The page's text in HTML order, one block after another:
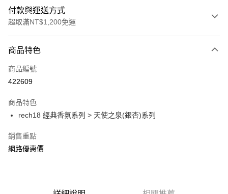
付款與運送方式
超取滿NT$1,200免運
信用卡一次付款
超商取貨付款
Apple Pay
街口支付
AFTEE先享後付
商品特色
商品編號
422609
商品特色
rech18 經典香氛系列 > 天使之泉(銀杏)系列
銷售重點
網路優惠價